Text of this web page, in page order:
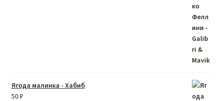
Ягода малинка - Хабиб
50₽